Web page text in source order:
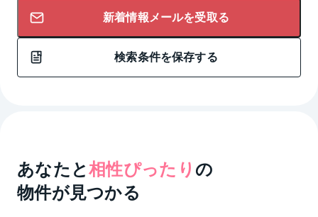
新着情報メールを受取る
検索条件を保存する
あなたと相性ぴったり の
物件が見つかる